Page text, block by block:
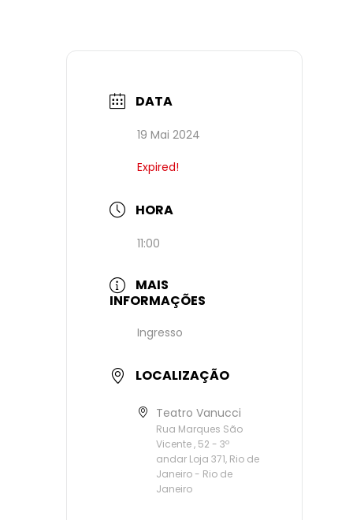
DATA
19 Mai 2024
Expired!
HORA
11:00
MAIS
INFORMAÇÕES
Ingresso
LOCALIZAÇÃO
Teatro Vanucci
Rua Marques São
Vicente , 52 - 3º
andar Loja 371, Rio de
Janeiro - Rio de
Janeiro